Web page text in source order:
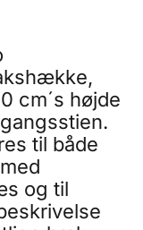
cm´s højde
til både
og til